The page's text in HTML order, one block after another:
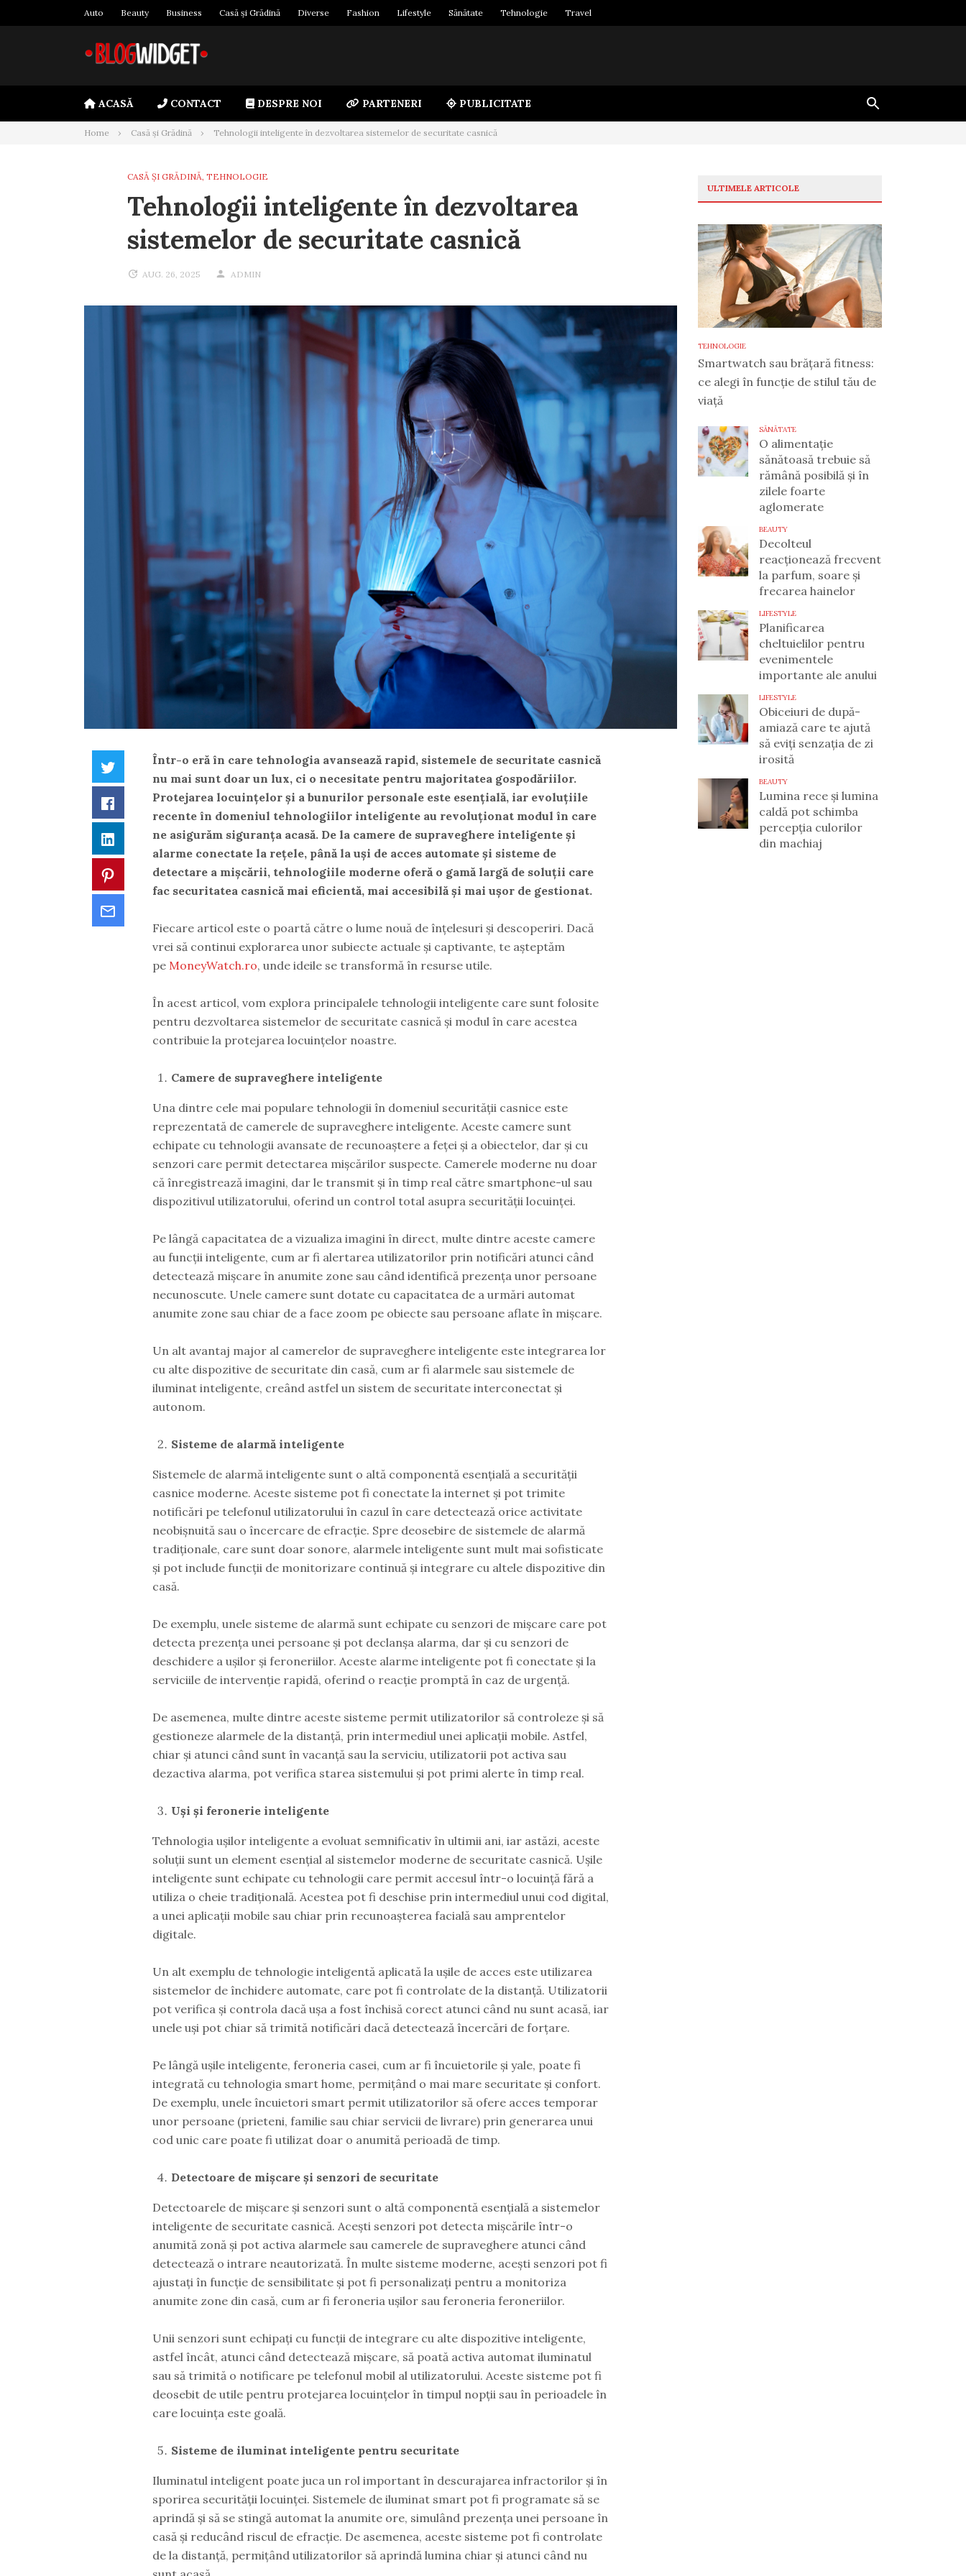
to
Auto Beauty Business Casă și Grădină Diverse Fashion Lifestyle Sănătate Tehnologie Travel
ACASĂ CONTACT DESPRE NOI PARTENERI PUBLICITATE
Home Casă și Grădină Tehnologii inteligente în dezvoltarea sistemelor de securitate casnică
CASĂ ȘI GRĂDINĂ, TEHNOLOGIE
Tehnologii inteligente în dezvoltarea
sistemelor de securitate casnică
AUG. 26, 2025 ADMIN
Twitter
Facebook
LinkedIn
Pinterest
Într-o eră în care tehnologia avansează rapid, sistemele de securitate casnică
nu mai sunt doar un lux, ci o necesitate pentru majoritatea gospodăriilor.
Protejarea locuințelor și a bunurilor personale este esențială, iar evoluțiile
recente în domeniul tehnologiilor inteligente au revoluționat modul în care
ne asigurăm siguranța acasă. De la camere de supraveghere inteligente și
alarme conectate la rețele, până la uși de acces automate și sisteme de
detectare a mișcării, tehnologiile moderne oferă o gamă largă de soluții care
fac securitatea casnică mai eficientă, mai accesibilă și mai ușor de gestionat.
Fiecare articol este o poartă către o lume nouă de înțelesuri și descoperiri. Dacă
vrei să continui explorarea unor subiecte actuale și captivante, te așteptăm
pe MoneyWatch.ro, unde ideile se transformă în resurse utile.
În acest articol, vom explora principalele tehnologii inteligente care sunt folosite
pentru dezvoltarea sistemelor de securitate casnică și modul în care acestea
contribuie la protejarea locuințelor noastre.
Camere de supraveghere inteligente
Una dintre cele mai populare tehnologii în domeniul securității casnice este
reprezentată de camerele de supraveghere inteligente. Aceste camere sunt
echipate cu tehnologii avansate de recunoaștere a feței și a obiectelor, dar și cu
senzori care permit detectarea mișcărilor suspecte. Camerele moderne nu doar
că înregistrează imagini, dar le transmit și în timp real către smartphone-ul sau
dispozitivul utilizatorului, oferind un control total asupra securității locuinței.
Pe lângă capacitatea de a vizualiza imagini în direct, multe dintre aceste camere
au funcții inteligente, cum ar fi alertarea utilizatorilor prin notificări atunci când
detectează mișcare în anumite zone sau când identifică prezența unor persoane
necunoscute. Unele camere sunt dotate cu capacitatea de a urmări automat
anumite zone sau chiar de a face zoom pe obiecte sau persoane aflate în mișcare.
Un alt avantaj major al camerelor de supraveghere inteligente este integrarea lor
cu alte dispozitive de securitate din casă, cum ar fi alarmele sau sistemele de
iluminat inteligente, creând astfel un sistem de securitate interconectat și
autonom.
Sisteme de alarmă inteligente
Sistemele de alarmă inteligente sunt o altă componentă esențială a securității
casnice moderne. Aceste sisteme pot fi conectate la internet și pot trimite
notificări pe telefonul utilizatorului în cazul în care detectează orice activitate
neobișnuită sau o încercare de efracție. Spre deosebire de sistemele de alarmă
tradiționale, care sunt doar sonore, alarmele inteligente sunt mult mai sofisticate
și pot include funcții de monitorizare continuă și integrare cu altele dispozitive din
casă.
De exemplu, unele sisteme de alarmă sunt echipate cu senzori de mișcare care pot
detecta prezența unei persoane și pot declanșa alarma, dar și cu senzori de
deschidere a ușilor și feroneriilor. Aceste alarme inteligente pot fi conectate și la
serviciile de intervenție rapidă, oferind o reacție promptă în caz de urgență.
De asemenea, multe dintre aceste sisteme permit utilizatorilor să controleze și să
gestioneze alarmele de la distanță, prin intermediul unei aplicații mobile. Astfel,
chiar și atunci când sunt în vacanță sau la serviciu, utilizatorii pot activa sau
dezactiva alarma, pot verifica starea sistemului și pot primi alerte în timp real.
Uși și feronerie inteligente
Tehnologia ușilor inteligente a evoluat semnificativ în ultimii ani, iar astăzi, aceste
soluții sunt un element esențial al sistemelor moderne de securitate casnică. Ușile
inteligente sunt echipate cu tehnologii care permit accesul într-o locuință fără a
utiliza o cheie tradițională. Acestea pot fi deschise prin intermediul unui cod digital,
a unei aplicații mobile sau chiar prin recunoașterea facială sau amprentelor
digitale.
Un alt exemplu de tehnologie inteligentă aplicată la ușile de acces este utilizarea
sistemelor de închidere automate, care pot fi controlate de la distanță. Utilizatorii
pot verifica și controla dacă ușa a fost închisă corect atunci când nu sunt acasă, iar
unele uși pot chiar să trimită notificări dacă detectează încercări de forțare.
Pe lângă ușile inteligente, feroneria casei, cum ar fi încuietorile și yale, poate fi
integrată cu tehnologia smart home, permițând o mai mare securitate și confort.
De exemplu, unele încuietori smart permit utilizatorilor să ofere acces temporar
unor persoane (prieteni, familie sau chiar servicii de livrare) prin generarea unui
cod unic care poate fi utilizat doar o anumită perioadă de timp.
Detectoare de mișcare și senzori de securitate
Detectoarele de mișcare și senzori sunt o altă componentă esențială a sistemelor
inteligente de securitate casnică. Acești senzori pot detecta mișcările într-o
anumită zonă și pot activa alarmele sau camerele de supraveghere atunci când
detectează o intrare neautorizată. În multe sisteme moderne, acești senzori pot fi
ajustați în funcție de sensibilitate și pot fi personalizați pentru a monitoriza
anumite zone din casă, cum ar fi feroneria ușilor sau feroneria feroneriilor.
Unii senzori sunt echipați cu funcții de integrare cu alte dispozitive inteligente,
astfel încât, atunci când detectează mișcare, să poată activa automat iluminatul
sau să trimită o notificare pe telefonul mobil al utilizatorului. Aceste sisteme pot fi
deosebit de utile pentru protejarea locuințelor în timpul nopții sau în perioadele în
care locuința este goală.
Sisteme de iluminat inteligente pentru securitate
Iluminatul inteligent poate juca un rol important în descurajarea infractorilor și în
sporirea securității locuinței. Sistemele de iluminat smart pot fi programate să se
aprindă și să se stingă automat la anumite ore, simulând prezența unei persoane în
casă și reducând riscul de efracție. De asemenea, aceste sisteme pot fi controlate
de la distanță, permițând utilizatorilor să aprindă lumina chiar și atunci când nu
ULTIMELE ARTICOLE
TEHNOLOGIE
Smartwatch sau brățară fitness:
ce alegi în funcție de stilul tău de
viață
SĂNĂTATE
O alimentație
sănătoasă trebuie să
rămână posibilă și în
zilele foarte
aglomerate
BEAUTY
Decolteul
reacționează frecvent
la parfum, soare și
frecarea hainelor
LIFESTYLE
Planificarea
cheltuielilor pentru
evenimentele
importante ale anului
LIFESTYLE
Obiceiuri de după-
amiază care te ajută
să eviți senzația de zi
irosită
BEAUTY
Lumina rece și lumina
caldă pot schimba
percepția culorilor
din machiaj